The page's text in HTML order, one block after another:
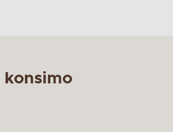
konsimo